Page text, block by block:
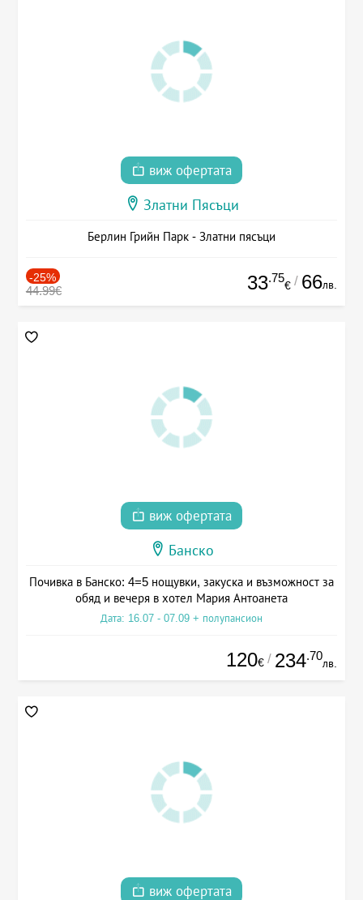
виж офертата
Златни Пясъци
Берлин Грийн Парк - Златни пясъци
-25%
44.99€ 33.75
€ / 66лв.
виж офертата
Банско
Почивка в Банско: 4=5 нощувки, закуска и възможност за
обяд и вечеря в хотел Мария Антоанета
Дата: 16.07 - 07.09 + полупансион
120€ / 234.70
лв.
виж офертата